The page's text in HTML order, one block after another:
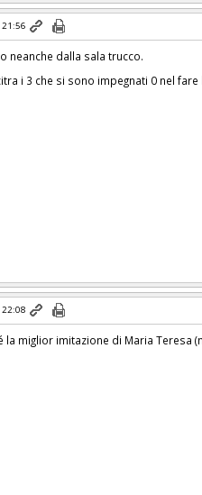
neanche dalla sala trucco.
i 3 che si sono impegnati 0 nel
la miglior imitazione di Maria Teresa